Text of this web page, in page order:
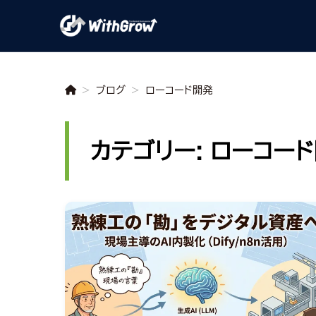
> ブログ > ローコード開発
カテゴリー: ローコー